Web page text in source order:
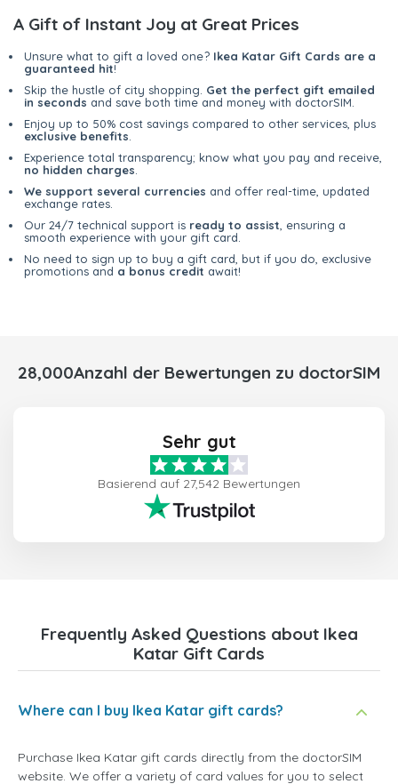
A Gift of Instant Joy at Great Prices
Unsure what to gift a loved one? Ikea Katar Gift Cards are a
guaranteed hit!
Skip the hustle of city shopping. Get the perfect gift emailed
in seconds and save both time and money with doctorSIM.
Enjoy up to 50% cost savings compared to other services, plus
exclusive benefits
Experience total transparency; know what you pay and receive,
no hidden charges
We support several currencies and offer real-time, updated
exchange rates.
Our 24/7 technical support is ready to assist , ensuring a
smooth experience with your gift card.
No need to sign up to buy a gift card, but if you do, exclusive
promotions and a bonus credit await!
28,000Anzahl der Bewertungen zu doctorSIM
Sehr gut
Basierend auf 27,542 Bewertungen
Frequently Asked Questions about Ikea
Katar Gift Cards
Where can I buy Ikea Katar gift cards?
Purchase Ikea Katar gift cards directly from the doctorSIM
website. We offer a variety of card values for you to select